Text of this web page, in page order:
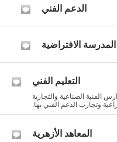
الدعم الفني
المدرسة الافتراضية
التعليم الفني
الفنية الصناعية والتجارية
وتجارب الدعم الفني بها.
المعاهد الأزهرية